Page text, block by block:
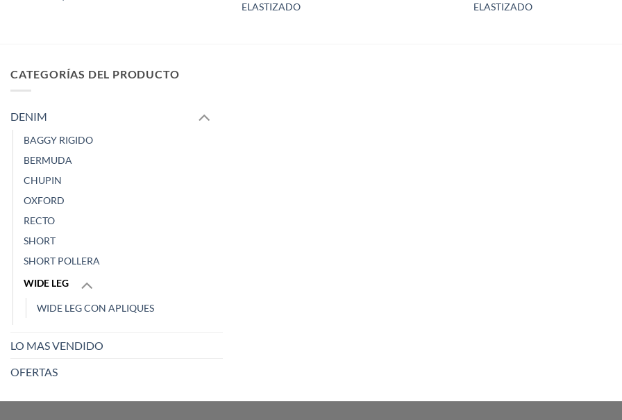
ELASTIZADO
ELASTIZADO
CATEGORÍAS DEL PRODUCTO
DENIM
BAGGY RIGIDO
BERMUDA
CHUPIN
OXFORD
RECTO
SHORT
SHORT POLLERA
WIDE LEG
WIDE LEG CON APLIQUES
LO MAS VENDIDO
OFERTAS